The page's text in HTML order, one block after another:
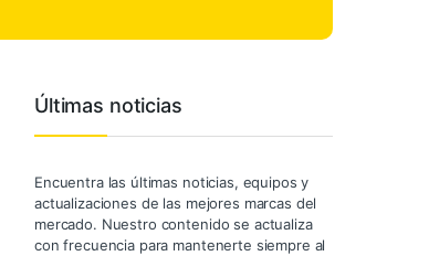
Últimas noticias
Encuentra las últimas noticias, equipos y
actualizaciones de las mejores marcas del
mercado. Nuestro contenido se actualiza
con frecuencia para mantenerte siempre al